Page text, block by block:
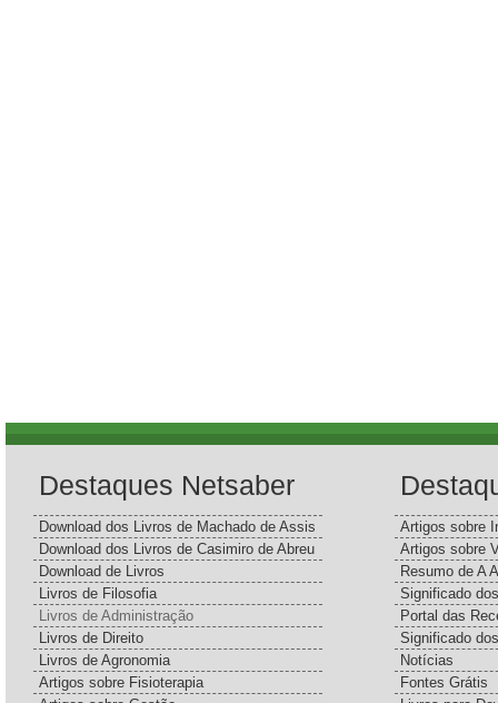
Destaques Netsaber
Download dos Livros de Machado de Assis
Download dos Livros de Casimiro de Abreu
Download de Livros
Livros de Filosofia
Livros de Administração
Livros de Direito
Livros de Agronomia
Artigos sobre Fisioterapia
Artigos sobre
Artigos sobre
Resumo de A
Significado
Portal das
Significado
Notícias
Fontes Grátis